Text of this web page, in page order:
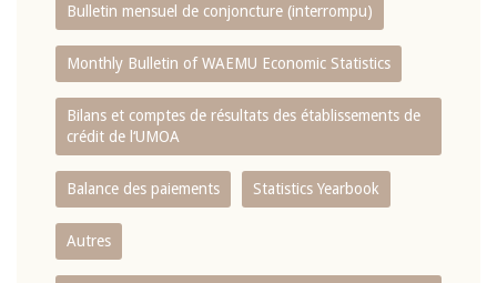
Bulletin mensuel de conjoncture (interrompu)
Monthly Bulletin of WAEMU Economic Statistics
Bilans et comptes de résultats des établissements de
crédit de l‘UMOA
Balance des paiements Statistics Yearbook
Autres